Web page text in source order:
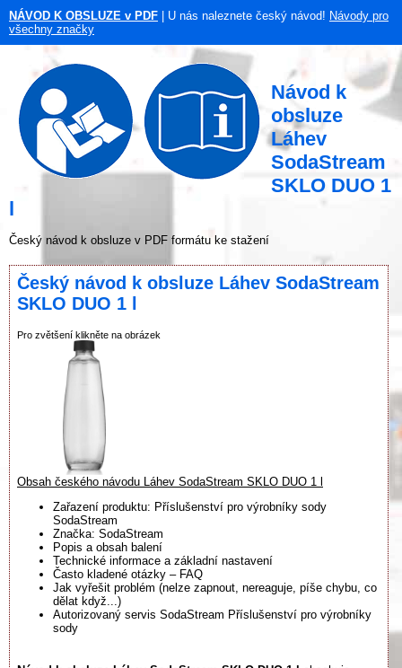
NÁVOD K OBSLUZE v PDF | U nás naleznete český návod! Návody pro
všechny značky
Návod k
obsluze
Láhev
SodaStream
SKLO DUO 1
l
Český návod k obsluze v PDF formátu ke stažení
Český návod k obsluze Láhev SodaStream
SKLO DUO 1 l
Pro zvětšení klikněte na obrázek
Obsah českého návodu Láhev SodaStream SKLO DUO 1 l
Zařazení produktu: Příslušenství pro výrobníky sody
SodaStream
Značka: SodaStream
Popis a obsah balení
Technické informace a základní nastavení
Často kladené otázky – FAQ
Jak vyřešit problém (nelze zapnout, nereaguje, píše chybu, co
dělat když...)
Autorizovaný servis SodaStream Příslušenství pro výrobníky
sody